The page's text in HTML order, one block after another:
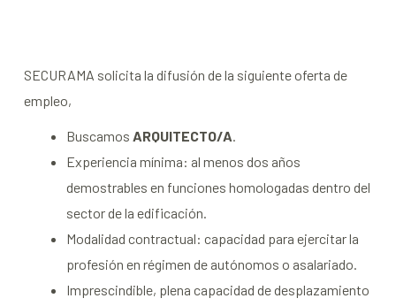
SECURAMA solicita la difusión de la siguiente oferta de
empleo,
Buscamos ARQUITECTO/A.
Experiencia mínima: al menos dos años
demostrables en funciones homologadas dentro del
sector de la edificación.
Modalidad contractual: capacidad para ejercitar la
profesión en régimen de autónomos o asalariado.
Imprescindible, plena capacidad de desplazamiento